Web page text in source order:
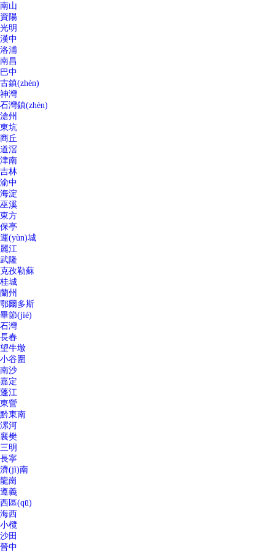
南山
資陽
光明
漢中
洛浦
南昌
巴中
古鎮(zhèn)
神灣
石灣鎮(zhèn)
滄州
東坑
商丘
道滘
津南
吉林
渝中
海淀
巫溪
東方
保亭
運(yùn)城
麗江
武隆
克孜勒蘇
桂城
蘭州
鄂爾多斯
畢節(jié)
石灣
長春
望牛墩
小谷圍
南沙
嘉定
蓬江
東營
黔東南
漯河
襄樊
三明
長寧
濟(jì)南
龍崗
遵義
西區(qū)
海西
小欖
沙田
晉中